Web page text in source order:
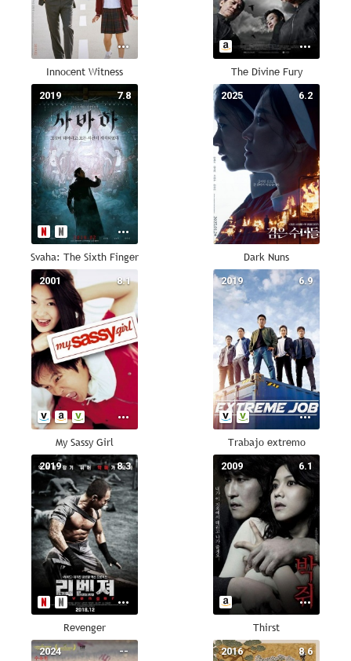
Innocent Witness The Divine Fury
7.8
2019
Svaha: The Sixth Finger
6.2
2025
Dark Nuns
8.1
2001
My Sassy Girl
6.9
2019
Trabajo extremo
8.3
2019
Revenger
6.1
2009
Thirst
--
2024 8.6
2016